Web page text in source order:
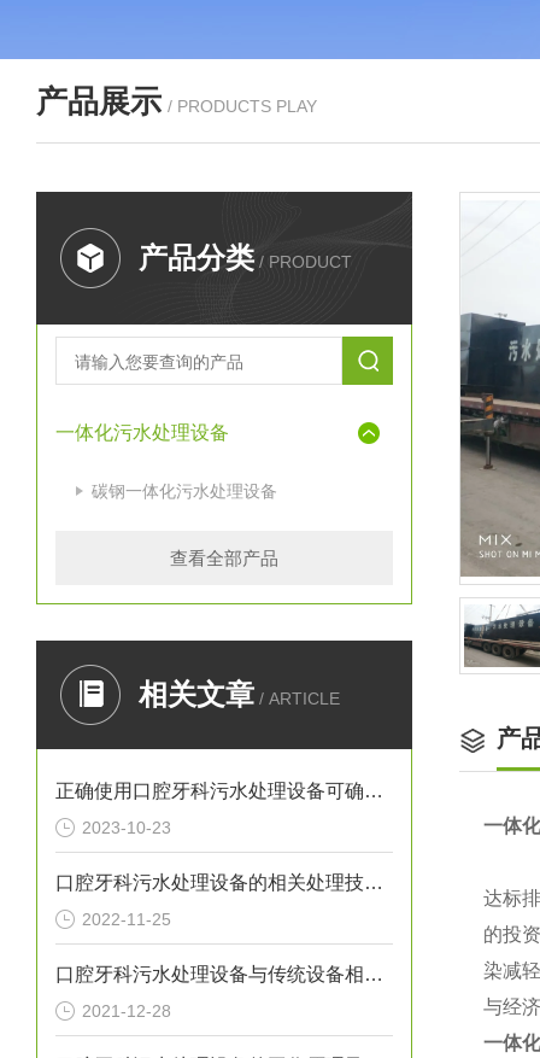
产品展示 / PRODUCTS PLAY
产品分类 / PRODUCT
一体化污水处理设备
碳钢一体化污水处理设备
查看全部产品
相关文章 / ARTICLE
正确使用口腔牙科污水处理设备可确保处理效果
2023-10-23
口腔牙科污水处理设备的相关处理技术介绍
2022-11-25
口腔牙科污水处理设备与传统设备相比的优势介绍
2021-12-28
产
一体
达标
的投
染减
与经
一体